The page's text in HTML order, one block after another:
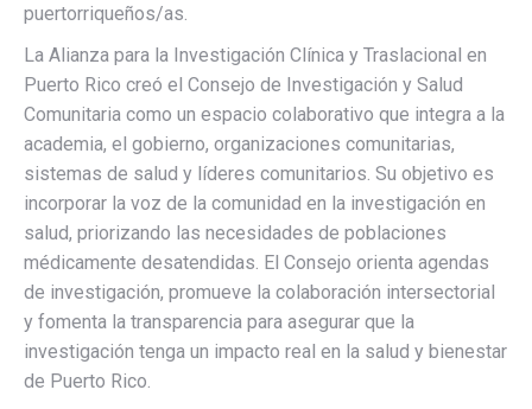
puertorriqueños/as.
La Alianza para la Investigación Clínica y Traslacional en
Puerto Rico creó el Consejo de Investigación y Salud
Comunitaria como un espacio colaborativo que integra a la
academia, el gobierno, organizaciones comunitarias,
sistemas de salud y líderes comunitarios. Su objetivo es
incorporar la voz de la comunidad en la investigación en
salud, priorizando las necesidades de poblaciones
médicamente desatendidas. El Consejo orienta agendas
de investigación, promueve la colaboración intersectorial
y fomenta la transparencia para asegurar que la
investigación tenga un impacto real en la salud y bienestar
de Puerto Rico.